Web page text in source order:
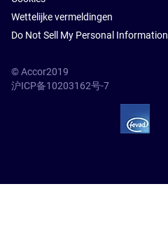
Wettelijke vermeldingen
Do Not Sell My Personal Information
© Accor2019
沪ICP备10203162号-7